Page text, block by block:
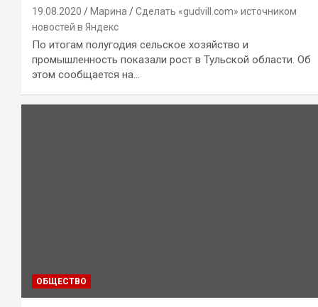
19.08.2020 Марина
Сделать «gudvill.com» источником
новостей в Яндекс
По итогам полугодия сельское хозяйство и
промышленность показали рост в Тульской области. Об
этом сообщается на…
ОБЩЕСТВО